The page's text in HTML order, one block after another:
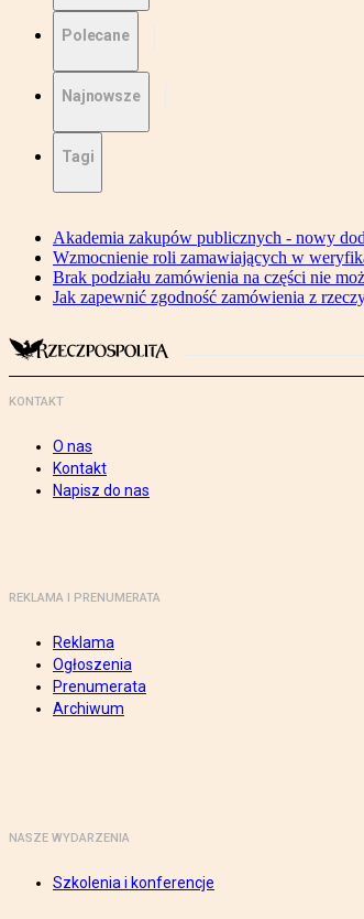
Polecane
Najnowsze
Tagi
Akademia zakupów publicznych - nowy
Wzmocnienie roli zamawiających w
Brak podziału zamówienia na części nie
Jak zapewnić zgodność zamówienia z
KONTAKT
O nas
Kontakt
Napisz do nas
REKLAMA I PRENUMERATA
Reklama
Ogłoszenia
Prenumerata
Archiwum
NASZE WYDARZENIA
Szkolenia i konferencje